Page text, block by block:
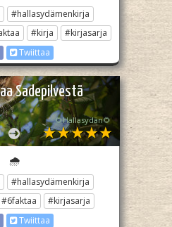
#hallasydämenkirja
#kirja
#kirjasarja
Twiittaa
Sadepilvestä
🌻Hallasydän🌻
🌧️
#hallasydämenkirja
#6faktaa
#kirjasarja
Twiittaa